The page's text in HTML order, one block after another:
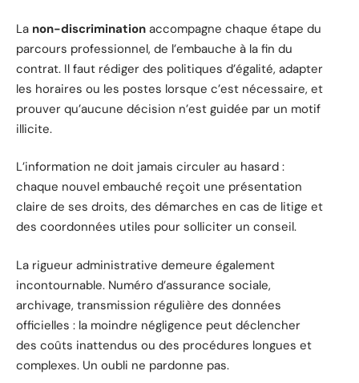
La non-discrimination accompagne chaque étape du
parcours professionnel, de l’embauche à la fin du
contrat. Il faut rédiger des politiques d’égalité, adapter
les horaires ou les postes lorsque c’est nécessaire, et
prouver qu’aucune décision n’est guidée par un motif
illicite.
L’information ne doit jamais circuler au hasard :
chaque nouvel embauché reçoit une présentation
claire de ses droits, des démarches en cas de litige et
des coordonnées utiles pour solliciter un conseil.
La rigueur administrative demeure également
incontournable. Numéro d’assurance sociale,
archivage, transmission régulière des données
officielles : la moindre négligence peut déclencher
des coûts inattendus ou des procédures longues et
complexes. Un oubli ne pardonne pas.